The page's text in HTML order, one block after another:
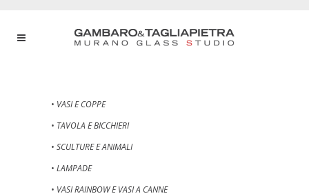
• VASI E COPPE
• TAVOLA E BICCHIERI
• SCULTURE E ANIMALI
• LAMPADE
• VASI RAINBOW E VASI A CANNE